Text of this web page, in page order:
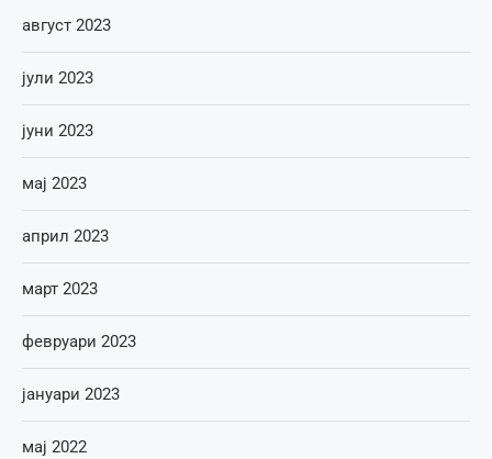
август 2023
јули 2023
јуни 2023
мај 2023
април 2023
март 2023
февруари 2023
јануари 2023
мај 2022